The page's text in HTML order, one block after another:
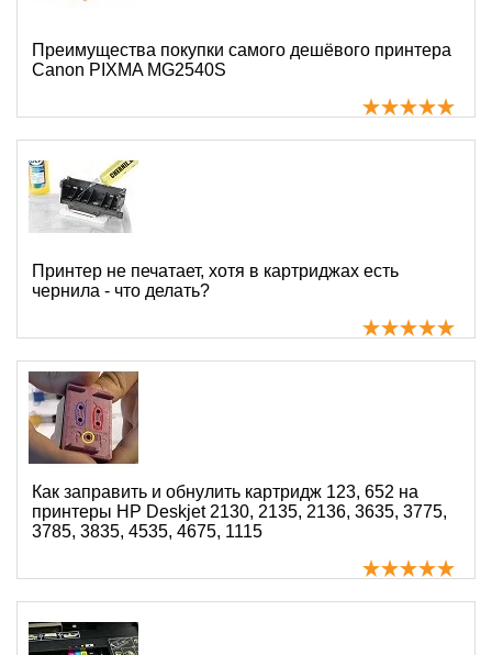
Преимущества покупки самого дешёвого принтера
Canon PIXMA MG2540S
Принтер не печатает, хотя в картриджах есть
чернила - что делать?
Как заправить и обнулить картридж 123, 652 на
принтеры HP Deskjet 2130, 2135, 2136, 3635, 3775,
3785, 3835, 4535, 4675, 1115